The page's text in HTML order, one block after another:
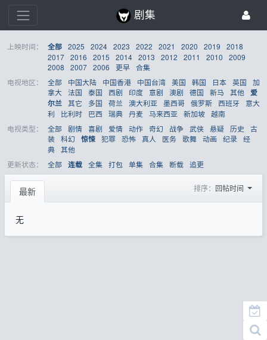
剧集
上映时间： 全部 2025 2024 2023 2022 2021 2020 2019
2018
2017 2016 2015 2014 2013 2012 2011 2010
2009
2008
2007 2006 更早 合集
电视地区：
全部 中国大陆 中国香港 中国台湾 美国 韩国 日本 英国
加
拿大 法国 泰国 西剧 印度 意剧 澳剧 德国 新马 其他 爱
尔兰 其它 多国 荷兰 澳大利亚 墨西哥 俄罗斯 西班牙
意大
利
比利时 巴西 瑞典 丹麦 马来西亚 新加坡 越南
电视类型：
全部 剧情 喜剧 爱情 动作 奇幻 战争 武侠 悬疑 历史
古
装 科幻 惊悚 犯罪 恐怖 真人 医务 歌舞 动画 纪录 经
典 其他
更新状态：
全部 连载 全集 打包 单集 合集 断载 追更
最新 排序： 回帖时间
无